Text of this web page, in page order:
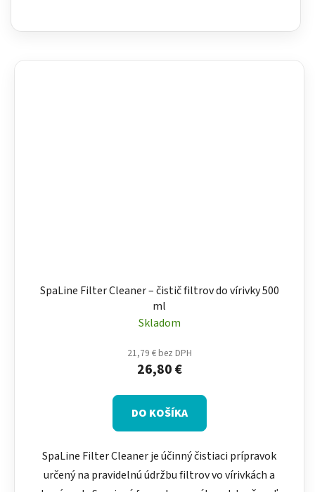
SpaLine Filter Cleaner – čistič filtrov do vírivky 500
ml
Skladom
21,79 € bez DPH
26,80 €
DO KOŠÍKA
SpaLine Filter Cleaner je účinný čistiaci prípravok
určený na pravidelnú údržbu filtrov vo vírivkách a